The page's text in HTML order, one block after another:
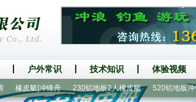
户外常识 技术知识 体验视频
橡皮艇|冲锋舟 230铝地板2人橡皮艇 520铝地板冲锋舟